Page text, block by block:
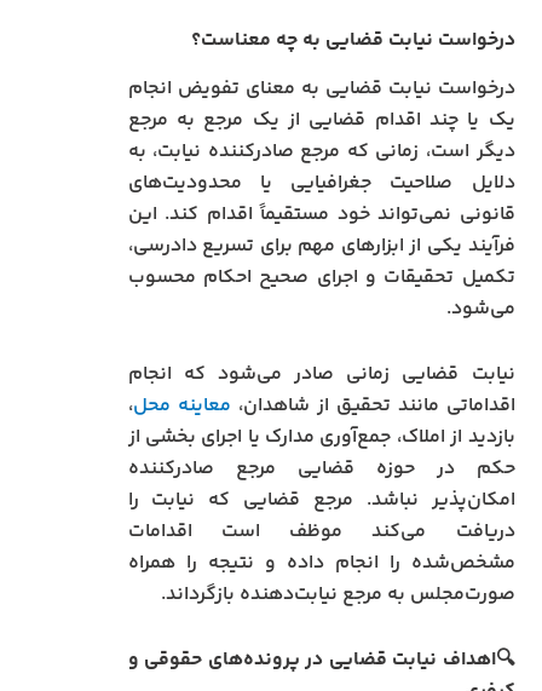
درخواست نیابت قضایی به چه معناست؟
درخواست نیابت قضایی به معنای تفویض انجام
یک یا چند اقدام قضایی از یک مرجع به مرجع
دیگر است، زمانی که مرجع صادرکننده نیابت، به
دلایل صلاحیت جغرافیایی یا محدودیت‌های
قانونی نمی‌تواند خود مستقیماً اقدام کند. این
فرآیند یکی از ابزارهای مهم برای تسریع دادرسی،
تکمیل تحقیقات و اجرای صحیح احکام محسوب
می‌شود.
نیابت قضایی زمانی صادر می‌شود که انجام
اقداماتی مانند تحقیق از شاهدان، معاینه محل،
بازدید از املاک، جمع‌آوری مدارک یا اجرای بخشی از
حکم در حوزه قضایی مرجع صادرکننده
امکان‌پذیر نباشد. مرجع قضایی که نیابت را
دریافت می‌کند موظف است اقدامات
مشخص‌شده را انجام داده و نتیجه را همراه
صورت‌مجلس به مرجع نیابت‌دهنده بازگرداند.
🔍اهداف نیابت قضایی در پرونده‌های حقوقی و